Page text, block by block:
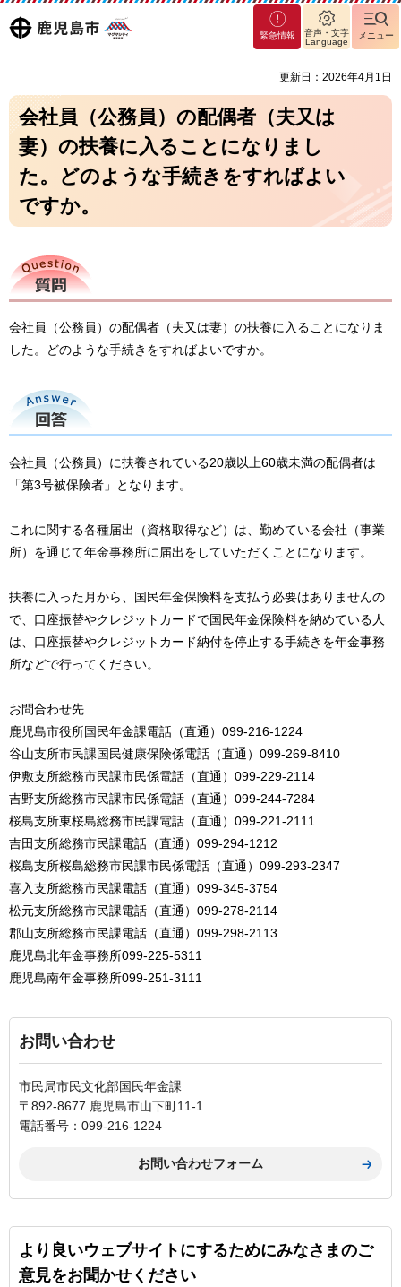
鹿児島
マグ
マシ
緊急情報
音声・文字
Language
メニュー
更新日：2026年4月1日
会社員（公務員）の配偶者（夫又は
妻）の扶養に入ることになりまし
た。どのような手続きをすればよい
ですか。
質問
会社員（公務員）の配偶者（夫又は妻）の扶養に入ることになりま
した。どのような手続きをすればよいですか。
回答
会社員（公務員）に扶養されている20歳以上60歳未満の配偶者は
「第3号被保険者」となります。
これに関する各種届出（資格取得など）は、勤めている会社（事業
所）を通じて年金事務所に届出をしていただくことになります。
扶養に入った月から、国民年金保険料を支払う必要はありませんの
で、口座振替やクレジットカードで国民年金保険料を納めている人
は、口座振替やクレジットカード納付を停止する手続きを年金事務
所などで行ってください。
お問合わせ先
鹿児島市役所国民年金課電話（直通）099-216-1224
谷山支所市民課国民健康保険係電話（直通）099-269-8410
伊敷支所総務市民課市民係電話（直通）099-229-2114
吉野支所総務市民課市民係電話（直通）099-244-7284
桜島支所東桜島総務市民課電話（直通）099-221-2111
吉田支所総務市民課電話（直通）099-294-1212
桜島支所桜島総務市民課市民係電話（直通）099-293-2347
喜入支所総務市民課電話（直通）099-345-3754
松元支所総務市民課電話（直通）099-278-2114
郡山支所総務市民課電話（直通）099-298-2113
鹿児島北年金事務所099-225-5311
鹿児島南年金事務所099-251-3111
お問い合わせ
市民局市民文化部国民年金課
〒892-8677 鹿児島市山下町11-1
電話番号：099-216-1224
より良いウェブサイトにするためにみなさまのご
意見をお聞かせください